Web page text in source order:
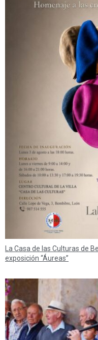
La Casa de las Culturas de
exposición “Áureas”